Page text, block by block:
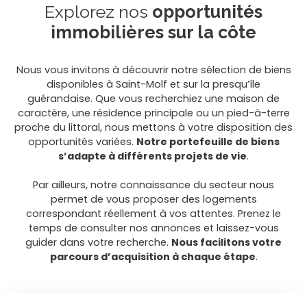
Explorez nos opportunités
immobilières sur la côte
Nous vous invitons à découvrir notre sélection de biens
disponibles à Saint-Molf et sur la presqu’île
guérandaise. Que vous recherchiez une maison de
caractère, une résidence principale ou un pied-à-terre
proche du littoral, nous mettons à votre disposition des
opportunités variées. Notre portefeuille de biens
s’adapte à différents projets de vie.
Par ailleurs, notre connaissance du secteur nous
permet de vous proposer des logements
correspondant réellement à vos attentes. Prenez le
temps de consulter nos annonces et laissez-vous
guider dans votre recherche. Nous facilitons votre
parcours d’acquisition à chaque étape.